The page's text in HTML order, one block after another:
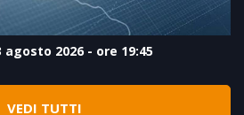
agosto 2026 - ore 19:45
VEDI TUTTI